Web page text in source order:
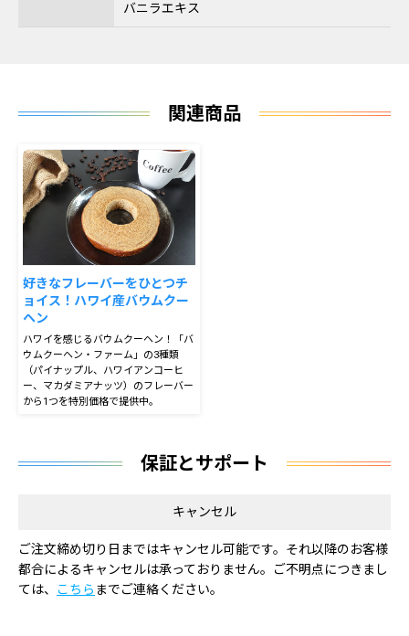
バニラエキス
関連商品
好きなフレーバーをひとつチ
ョイス！ハワイ産バウムクー
ヘン
ハワイを感じるバウムクーヘン！「バ
ウムクーヘン・ファーム」の3種類
（パイナップル、ハワイアンコーヒ
ー、マカダミアナッツ）のフレーバー
から1つを特別価格で提供中。
保証とサポート
キャンセル
ご注文締め切り日まではキャンセル可能です。それ以降のお客様
都合によるキャンセルは承っておりません。ご不明点につきまし
ては、
こちら までご連絡ください。